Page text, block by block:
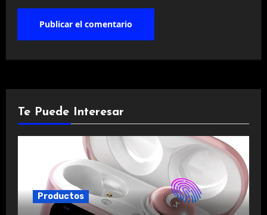
Te Puede Interesar
Productos